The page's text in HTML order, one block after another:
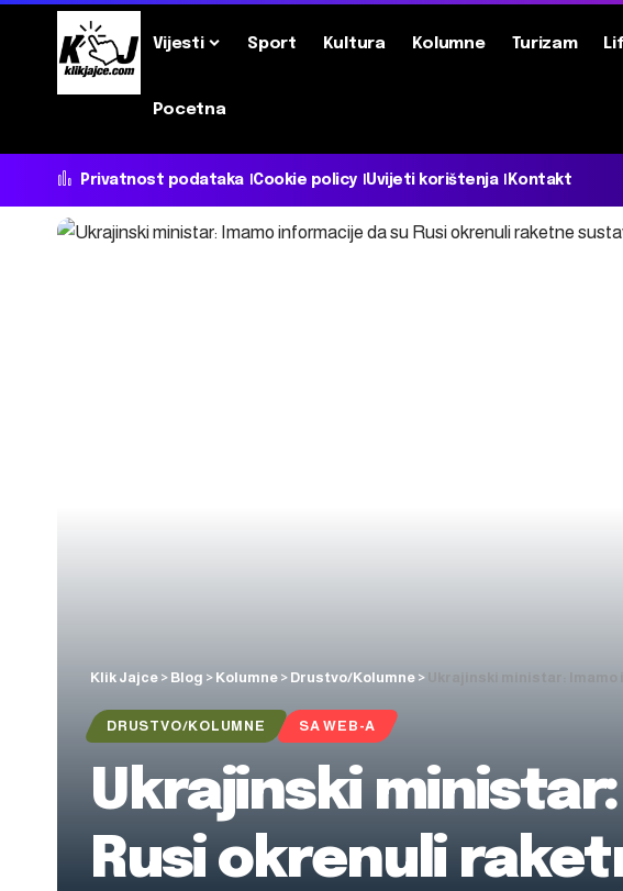
Vijesti Sport Kultura Kolumne Turizam
Pocetna
Privatnost podataka Cookie policy Uvijeti korištenja Kontakt
Klik Jajce > Blog > Kolumne > Drustvo/Kolumne >
DRUSTVO/KOLUMNE SA WEB-A
Ukrajinski
Rusi okrenuli